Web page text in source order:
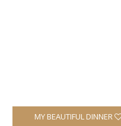
MY BEAUTIFUL DINNER